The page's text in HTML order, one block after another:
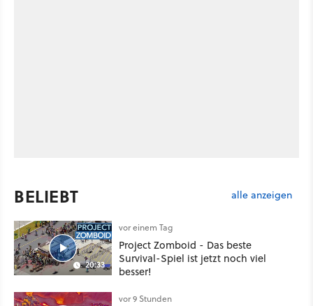
BELIEBT alle anzeigen
20:33
vor einem Tag
Project Zomboid - Das beste
Survival-Spiel ist jetzt noch viel
besser!
vor 9 Stunden